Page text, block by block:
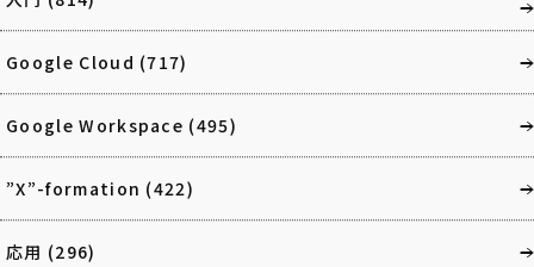
Google Cloud (717)
Google Workspace (495)
”X”-formation (422)
応用 (296)